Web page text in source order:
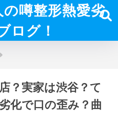
の噂整形熱愛劣
ログ！
？実家は渋谷？て
化で口の歪み？曲